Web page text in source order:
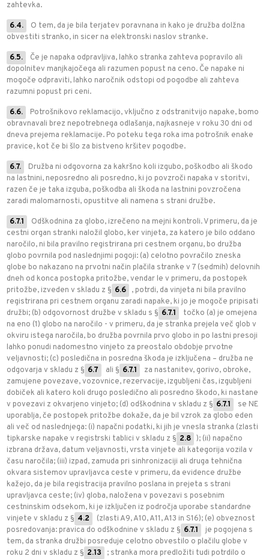
zahtevka.
6.4.
O tem, da je bila terjatev poravnana in kako je družba dolžna
obvestiti stranko, in sicer na elektronski naslov stranke.
6.5.
Če je napaka odpravljiva, lahko stranka zahteva popravilo ali
dopolnitev manjkajočega ali razumen popust na ceno. Če napake ni
mogoče odpraviti, lahko naročnik odstopi od pogodbe ali zahteva
razumni popust pri ceni.
6.6.
Potrošnikovo reklamacijo, vključno z odstranitvijo napake, bomo
obravnavali brez nepotrebnega odlašanja, najkasneje v roku 30 dni od
dneva prejema reklamacije. Po poteku tega roka ima potrošnik enake
pravice, kot če bi šlo za bistveno kršitev pogodbe.
6.7.
Družba ni odgovorna za kakršno koli izgubo, poškodbo ali škodo
na lastnini, neposredno ali posredno, ki jo povzroči napaka v storitvi,
razen če je taka izguba, poškodba ali škoda na lastnini povzročena
zaradi malomarnosti, opustitve ali namena s strani družbe.
6.7.1
Odškodnina za globo, izrečeno na mejni kontroli. V primeru, da je
cestni organ stranki naložil globo, ker vinjeta, za katero je bilo oddano
naročilo, ni bila pravilno registrirana pri cestnem organu, bo družba
globo povrnila pod naslednjimi pogoji: (a) celotno povračilo zneska
globe bo nakazano na prvotni način plačila stranke v 7 (sedmih) delovnih
dneh od konca postopka pritožbe, vendar le v primeru, da postopek
pritožbe, izveden v skladu z § 6.6
, potrdi, da vinjeta ni bila pravilno
registrirana pri cestnem organu zaradi napake, ki jo je mogoče pripisati
družbi; (b) odgovornost družbe v skladu s § 6.7.1
točko (a) je omejena
na eno (1) globo na naročilo - v primeru, da je stranka prejela več glob v
okviru istega naročila, bo družba povrnila prvo globo in po lastni presoji
lahko ponudi nadomestno vinjeto za preostalo obdobje prvotne
veljavnosti; (c) posledična in posredna škoda je izključena – družba ne
odgovarja v skladu z § 6.7 ali § 6.7.1
za nastanitev, gorivo, obroke,
zamujene povezave, vozovnice, rezervacije, izgubljeni čas, izgubljeni
dobiček ali katero koli drugo posledično ali posredno škodo, ki nastane
v povezavi z okvarjeno vinjeto; (d) odškodnina v skladu z § 6.7.1
se NE
uporablja, če postopek pritožbe dokaže, da je bil vzrok za globo eden
ali več od naslednjega: (i) napačni podatki, ki jih je vnesla stranka (zlasti
tipkarske napake v registrski tablici v skladu z § 2.8 ); (ii) napačno
izbrana država, datum veljavnosti, vrsta vinjete ali kategorija vozila v
času naročila; (iii) izpad, zamuda pri sinhronizaciji ali druga tehnična
okvara sistemov upravljavca ceste v primeru, da evidence družbe
kažejo, da je bila registracija pravilno poslana in prejeta s strani
upravljavca ceste; (iv) globa, naložena v povezavi s posebnim
cestninskim odsekom, ki je izključen iz področja uporabe standardne
vinjete v skladu z § 4.2
(zlasti A9, A10, A11, A13 in S16); (e) obveznost
posredovanja: pravica do odškodnine v skladu z § 6.7.1
je pogojena s
tem, da stranka družbi posreduje celotno obvestilo o plačilu globe v
roku 2 dni v skladu z § 2.13
; stranka mora predložiti tudi potrdilo o